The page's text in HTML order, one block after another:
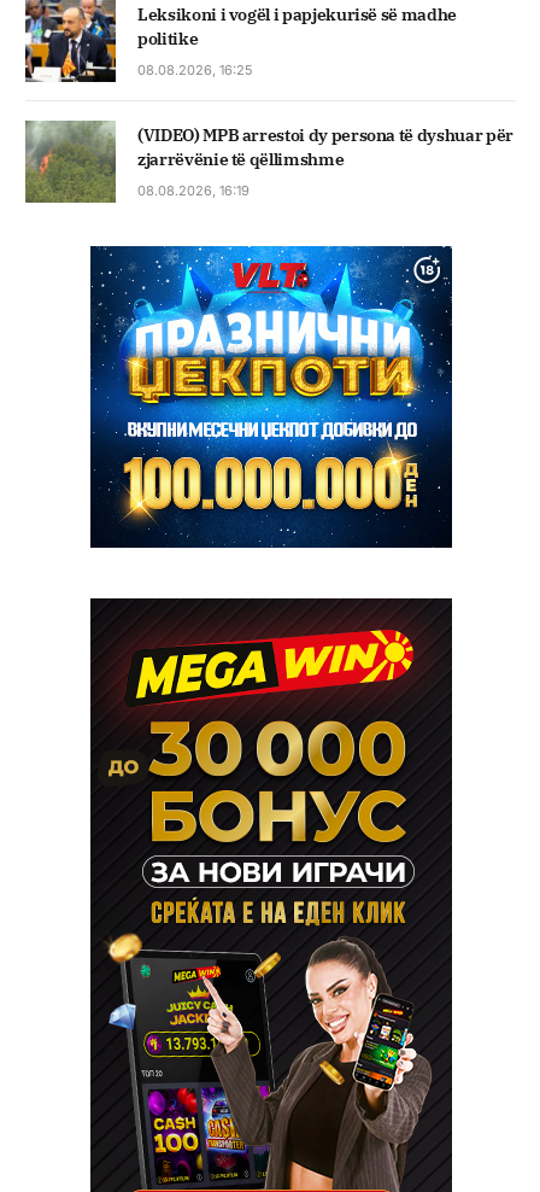
Leksikoni i vogël i papjekurisë së madhe
politike
08.08.2026, 16:25
(VIDEO) MPB arrestoi dy persona të dyshuar për
zjarrëvënie të qëllimshme
08.08.2026, 16:19